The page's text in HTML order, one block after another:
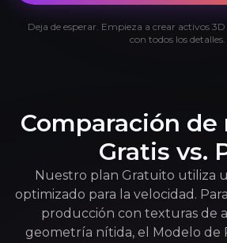
Deja de esperar. Empieza a crear activos
con todos los detalles.
Comparación de
Gratis vs.
Nuestro plan Gratuito utiliza
optimizado para la velocidad.
producción con texturas de
geometría nítida, el Modelo de